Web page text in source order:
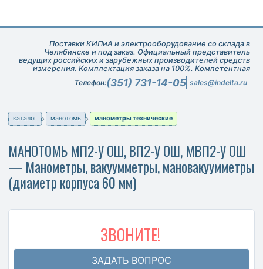
Поставки КИПиА и электрооборудование со склада в
Челябинске и под заказ. Официальный представитель
ведущих российских и зарубежных производителей средств
измерения. Комплектация заказа на 100%. Компетентная
техническая поддержка при подборе оборудования.
Телефон:(351) 731-14-05 sales@indelta.ru
каталог манотомь манометры технические
МАНОТОМЬ МП2-У ОШ, ВП2-У ОШ, МВП2-У ОШ
— Манометры, вакуумметры, мановакуумметры
(диаметр корпуса 60 мм)
ЗВОНИТЕ!
ЗАДАТЬ ВОПРОС